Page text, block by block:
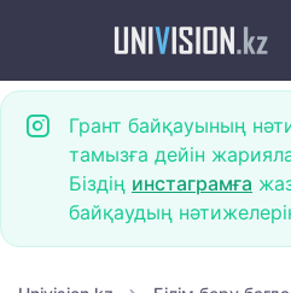
Грант байқауының
тамызға дейін
Біздің инстаграмға
байқаудың